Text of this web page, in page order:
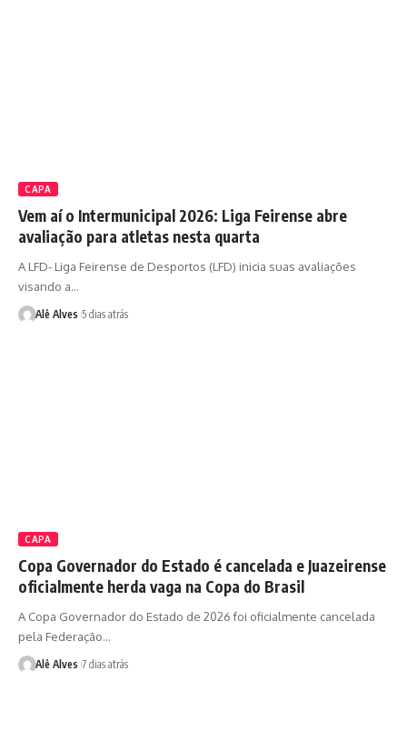
CAPA
Vem aí o Intermunicipal 2026: Liga Feirense abre
avaliação para atletas nesta quarta
A LFD- Liga Feirense de Desportos (LFD) inicia suas avaliações
visando a…
Alê Alves 5 dias atrás
CAPA
Copa Governador do Estado é cancelada e Juazeirense
oficialmente herda vaga na Copa do Brasil
A Copa Governador do Estado de 2026 foi oficialmente cancelada
pela Federação…
Alê Alves 7 dias atrás